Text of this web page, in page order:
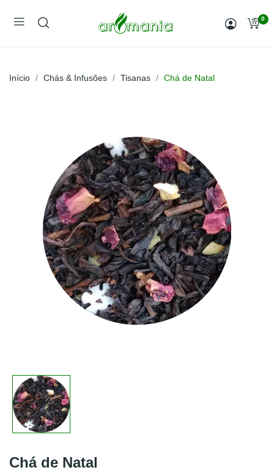
0
Início Chás & Infusões Tisanas Chá de Natal
Chá de Natal